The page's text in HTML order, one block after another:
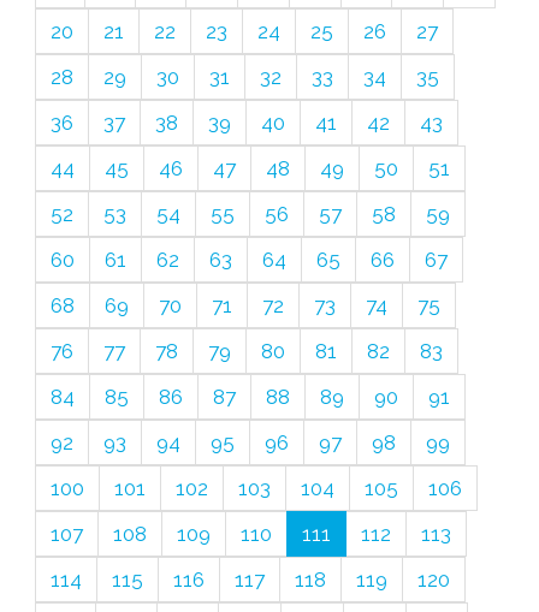
20
21 22 23 24 25 26
27
28
29 30 31 32 33 34
35
36
37 38 39 40 41 42
43
44
45 46 47 48 49 50
51
52
53 54 55 56 57 58
59
60
61 62 63 64 65 66
67
68
69 70 71 72 73 74
75
76
77 78 79 80 81 82
83
84
85 86 87 88 89 90
91
92
93 94 95 96 97 98
99
100
101 102 103 104 105
106
107
108 109 110 111 112
113
114
115 116 117 118 119
120